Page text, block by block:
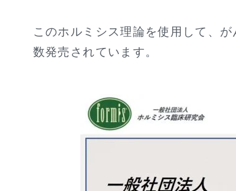
このホルミシス理論を使用して、
数発売されています。